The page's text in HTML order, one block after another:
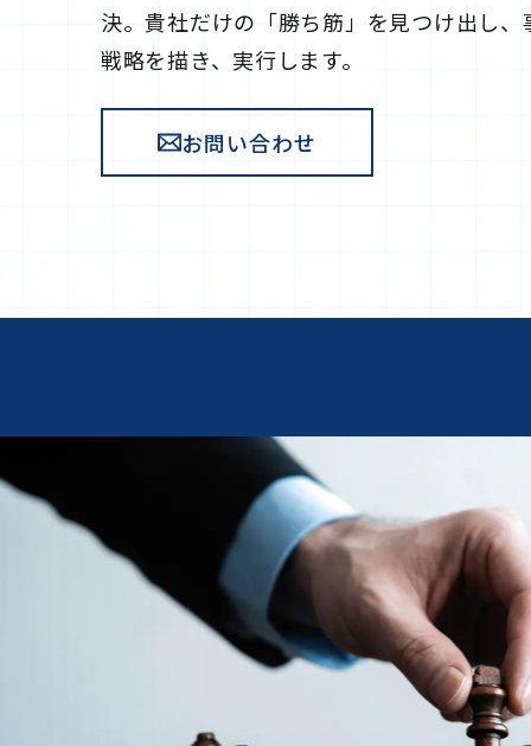
決。貴社だけの「勝ち筋」を見つけ出し
戦略を描き、実行します。
お問い合わせ